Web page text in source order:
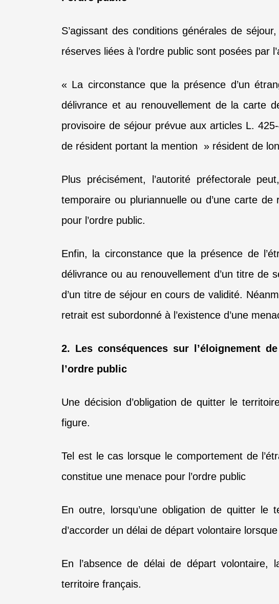
S’agissant des conditions générales de
réserves liées à l’ordre public sont posées par
« La circonstance que la présence d’un
délivrance et au renouvellement de la carte
provisoire de séjour prévue aux articles L.
de résident portant la mention » résident de
Plus précisément, l’autorité préfectorale
temporaire ou pluriannuelle ou d’une carte
pour l’ordre public.
Enfin, la circonstance que la présence de
délivrance ou au renouvellement d’un titre de
d’un titre de séjour en cours de validité.
retrait est subordonné à l’existence d’une
2. Les conséquences sur l’éloignement
l’ordre public
Une décision d’obligation de quitter le
figure.
Tel est le cas lorsque le comportement de
constitue une menace pour l’ordre public
En outre, lorsqu’une obligation de quitter le
d’accorder un délai de départ volontaire
En l’absence de délai de départ
territoire français.